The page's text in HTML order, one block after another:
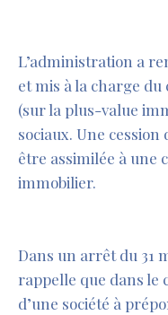
L’administration a
et mis à la charge
(sur la plus-value
sociaux. Une
être assimilée à une
immobilier.
Dans un arrêt du 31
rappelle que dans le
d’une société à